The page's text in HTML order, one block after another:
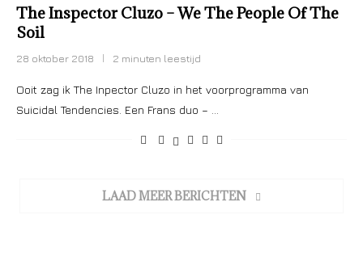
The Inspector Cluzo – We The People Of The
Soil
28 oktober 2018 2 minuten leestijd
Ooit zag ik The Inpector Cluzo in het voorprogramma van
Suicidal Tendencies. Een Frans duo – …
LAAD MEER BERICHTEN